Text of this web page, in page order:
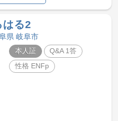
はる2
県 岐阜市
本人証
Q&A 1答
性格 ENFp